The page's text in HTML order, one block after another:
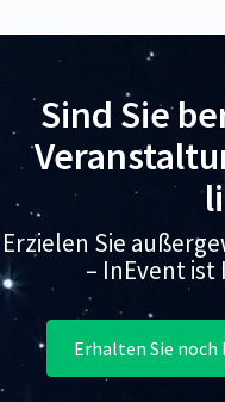
Sind Sie
Erzielen Sie
– InEvent
Erhalten Sie